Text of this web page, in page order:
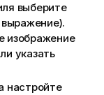
выберите
изображение
указать
настройте